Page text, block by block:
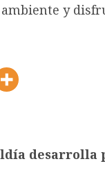
y
desarrolla